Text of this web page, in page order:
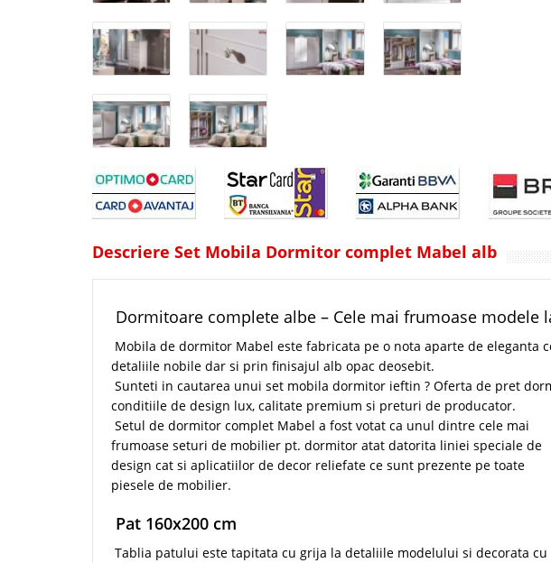
Descriere Set Mobila Dormitor complet Mabel alb
Dormitoare complete albe – Cele mai frumoase modele
Mobila de dormitor Mabel este fabricata pe o nota aparte de
detaliile nobile dar si prin finisajul alb opac deosebit.
Sunteti in cautarea unui set mobila dormitor ieftin ? Oferta de pret
conditiile de design lux, calitate premium si preturi de producator.
Setul de dormitor complet Mabel a fost votat ca unul dintre cele mai
frumoase seturi de mobilier pt. dormitor atat datorita liniei speciale de
design cat si aplicatiilor de decor reliefate ce sunt prezente pe toate
piesele de mobilier.
Pat 160x200 cm
Tablia patului este tapitata cu grija la detaliile modelului si decorata cu